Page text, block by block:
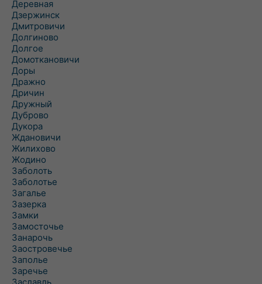
Деревная
Дзержинск
Дмитровичи
Долгиново
Долгое
Домоткановичи
Доры
Дражно
Дричин
Дружный
Дуброво
Дукора
Ждановичи
Жилихово
Жодино
Заболоть
Заболотье
Загалье
Зазерка
Замки
Замосточье
Занарочь
Заостровечье
Заполье
Заречье